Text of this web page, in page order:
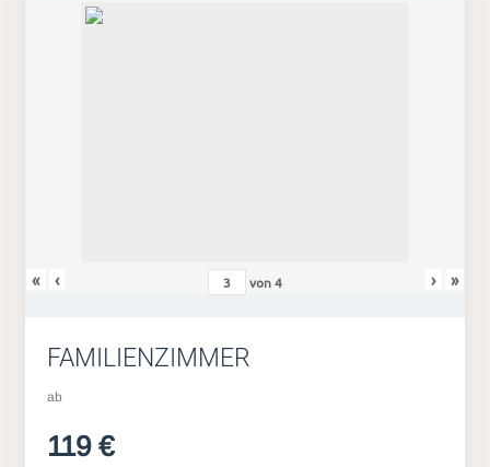
« ‹ von4 › »
FAMILIENZIMMER
ab
119 €